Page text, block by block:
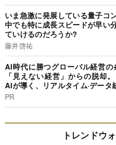
いま急激に発展している量子コ
中でも特に成長スピードが早い
ていけるのだろうか?
藤井啓祐
AI時代に勝つグローバル経営
「見えない経営」からの脱却
AIが導く、リアルタイム·データ
PR
トレンドウ